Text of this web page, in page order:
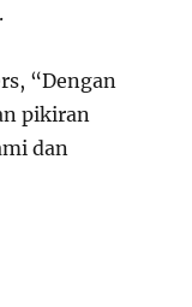
“Dengan
pikiran
dan